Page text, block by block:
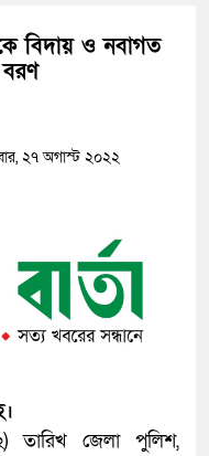
বিদায় ও নবাগত
২৭ অগাস্ট ২০২২
জেলা পুলিশ,